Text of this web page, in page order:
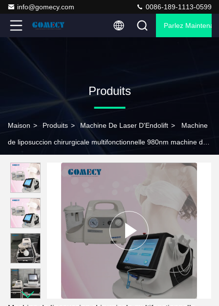
info@gomecy.com 0086-189-1113-0599
Parlez
Produits
Maison > Produits > Machine De Laser D'Endolift > Machine
de liposuccion chirurgicale multifonctionnelle 980nm machine de